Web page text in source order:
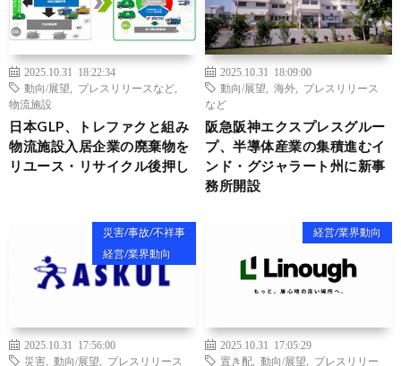
2025.10.31 18:22:34
動向/展望
プレスリリースなど
物流施設
日本GLP、トレファクと組み
物流施設入居企業の廃棄物を
リユース・リサイクル後押し
2025.10.31 18:09:00
動向/展望
海外
プレスリリース
など
阪急阪神エクスプレスグルー
プ、半導体産業の集積進むイ
ンド・グジャラート州に新事
務所開設
災害/事故/不祥事
経営/業界動向
2025.10.31 17:56:00
災害
動向/展望
プレスリリース
経営/業界動向
2025.10.31 17:05:29
置き配
動向/展望
プレスリリー